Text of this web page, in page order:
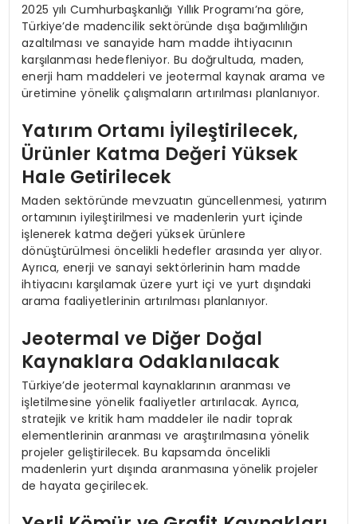
2025 yılı Cumhurbaşkanlığı Yıllık Programı’na göre,
Türkiye’de madencilik sektöründe dışa bağımlılığın
azaltılması ve sanayide ham madde ihtiyacının
karşılanması hedefleniyor. Bu doğrultuda, maden,
enerji ham maddeleri ve jeotermal kaynak arama ve
üretimine yönelik çalışmaların artırılması planlanıyor.
Yatırım Ortamı İyileştirilecek,
Ürünler Katma Değeri Yüksek
Hale Getirilecek
Maden sektöründe mevzuatın güncellenmesi, yatırım
ortamının iyileştirilmesi ve madenlerin yurt içinde
işlenerek katma değeri yüksek ürünlere
dönüştürülmesi öncelikli hedefler arasında yer alıyor.
Ayrıca, enerji ve sanayi sektörlerinin ham madde
ihtiyacını karşılamak üzere yurt içi ve yurt dışındaki
arama faaliyetlerinin artırılması planlanıyor.
Jeotermal ve Diğer Doğal
Kaynaklara Odaklanılacak
Türkiye’de jeotermal kaynaklarının aranması ve
işletilmesine yönelik faaliyetler artırılacak. Ayrıca,
stratejik ve kritik ham maddeler ile nadir toprak
elementlerinin aranması ve araştırılmasına yönelik
projeler geliştirilecek. Bu kapsamda öncelikli
madenlerin yurt dışında aranmasına yönelik projeler
de hayata geçirilecek.